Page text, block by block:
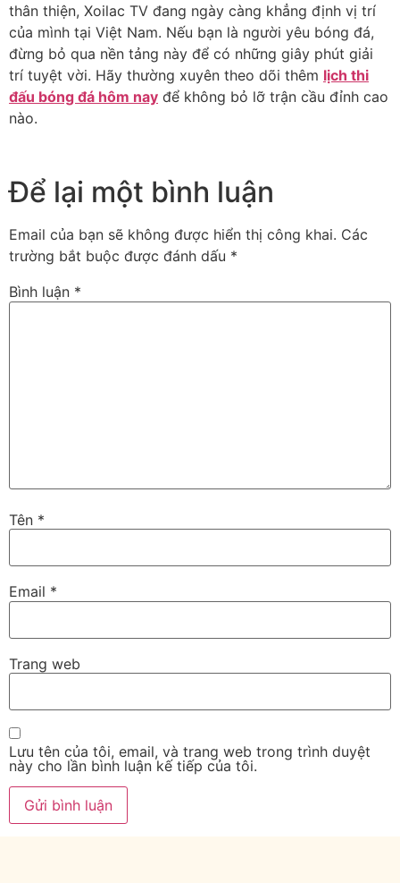
thân thiện, Xoilac TV đang ngày càng khẳng định vị trí
của mình tại Việt Nam. Nếu bạn là người yêu bóng đá,
đừng bỏ qua nền tảng này để có những giây phút giải
trí tuyệt vời. Hãy thường xuyên theo dõi thêm lịch thi
đấu bóng đá hôm nay để không bỏ lỡ trận cầu đỉnh cao
nào.
Để lại một bình luận
Email của bạn sẽ không được hiển thị công khai. Các
trường bắt buộc được đánh dấu *
Bình luận *
Tên *
Email *
Trang web
Lưu tên của tôi, email, và trang web trong trình duyệt
này cho lần bình luận kế tiếp của tôi.